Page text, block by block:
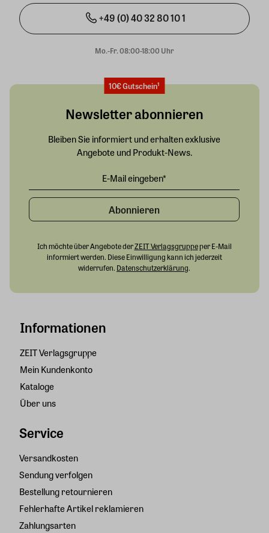
+49 (0) 40 32 80 10 1
Mo.-Fr. 08:00-18:00 Uhr
Informationen
ZEIT Verlagsgruppe
Mein Kundenkonto
Kataloge
Über uns
Service
Versandkosten
Sendung verfolgen
Bestellung retournieren
Fehlerhafte Artikel reklamieren
Zahlungsarten
10€ Gutschein¹
Newsletter abonnieren
Bleiben Sie informiert und erhalten exklusive
Angebote und Produkt-News.
Abonnieren
Ich möchte über Angebote derZEIT Verlagsgruppeper E-Mail
informiert werden. Diese Einwilligung kann ich jederzeit
widerrufen. Datenschutzerklärung.